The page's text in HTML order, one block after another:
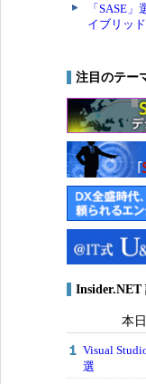
「SASE
イブリッ
注目のテー
Insider.NET
本日
Visual
選